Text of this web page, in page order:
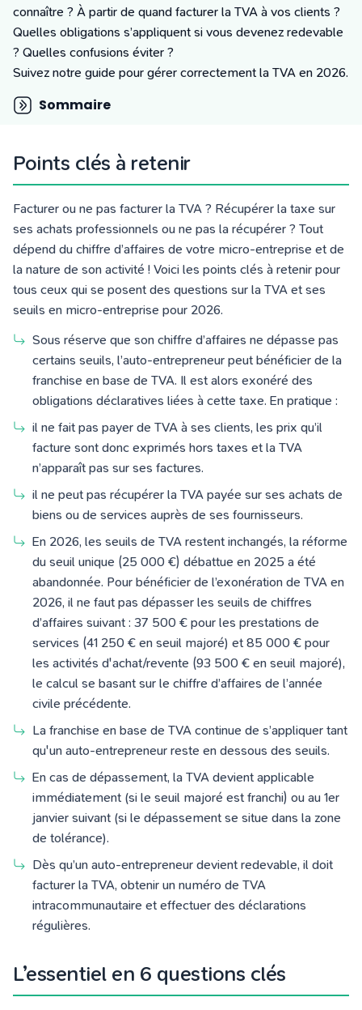
connaître ? À partir de quand facturer la TVA à vos clients ?
Quelles obligations s’appliquent si vous devenez redevable
? Quelles confusions éviter ?
Suivez notre guide pour gérer correctement la TVA en 2026.
Sommaire
Points clés à retenir
Facturer ou ne pas facturer la TVA ? Récupérer la taxe sur
ses achats professionnels ou ne pas la récupérer ? Tout
dépend du chiffre d’affaires de votre micro-entreprise et de
la nature de son activité ! Voici les points clés à retenir pour
tous ceux qui se posent des questions sur la TVA et ses
seuils en micro-entreprise pour 2026.
Sous réserve que son chiffre d’affaires ne dépasse pas
certains seuils, l’auto-entrepreneur peut bénéficier de la
franchise en base de TVA. Il est alors exonéré des
obligations déclaratives liées à cette taxe. En pratique :
il ne fait pas payer de TVA à ses clients, les prix qu’il
facture sont donc exprimés hors taxes et la TVA
n’apparaît pas sur ses factures.
il ne peut pas récupérer la TVA payée sur ses achats de
biens ou de services auprès de ses fournisseurs.
En 2026, les seuils de TVA restent inchangés, la réforme
du seuil unique (25 000 €) débattue en 2025 a été
abandonnée. Pour bénéficier de l’exonération de TVA en
2026, il ne faut pas dépasser les seuils de chiffres
d’affaires suivant : 37 500 € pour les prestations de
services (41 250 € en seuil majoré) et 85 000 € pour
les activités d'achat/revente (93 500 € en seuil majoré),
le calcul se basant sur le chiffre d’affaires de l’année
civile précédente.
La franchise en base de TVA continue de s’appliquer tant
qu'un auto-entrepreneur reste en dessous des seuils.
En cas de dépassement, la TVA devient applicable
immédiatement (si le seuil majoré est franchi) ou au 1er
janvier suivant (si le dépassement se situe dans la zone
de tolérance).
Dès qu’un auto-entrepreneur devient redevable, il doit
facturer la TVA, obtenir un numéro de TVA
intracommunautaire et effectuer des déclarations
régulières.
L’essentiel en 6 questions clés